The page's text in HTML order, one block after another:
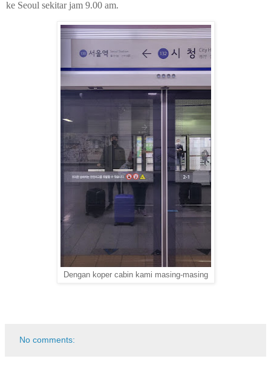
ke Seoul sekitar jam 9.00 am.
Dengan koper cabin kami masing-masing
No comments: